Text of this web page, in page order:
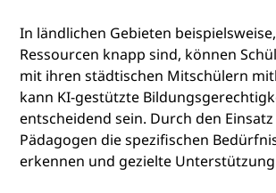
In ländlichen Gebieten
Ressourcen knapp sind, können
mit ihren städtischen Mitschülern
kann KI-gestützte
entscheidend sein. Durch den
Pädagogen die spezifischen
erkennen und gezielte